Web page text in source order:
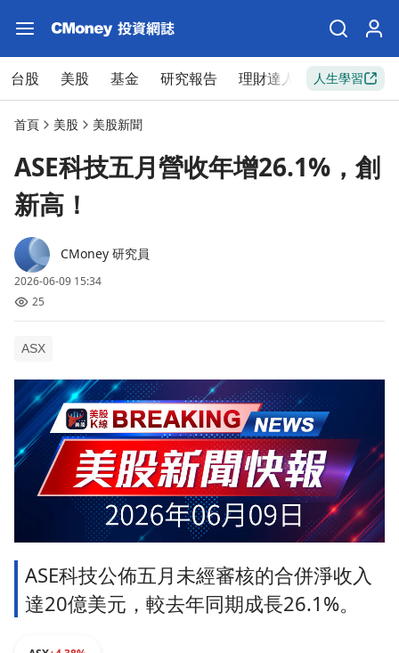
台股 美股 基金 研究報告 理財達人 新手入門
人生學習
首頁 美股 美股新聞
ASE科技五月營收年增26.1%，創
新高！
CMoney 研究員
2026-06-09 15:34
25
ASX
ASE科技公佈五月未經審核的合併淨收入
達20億美元，較去年同期成長26.1%。